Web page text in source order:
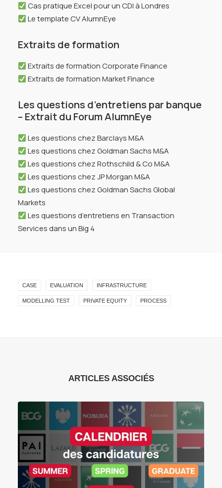
Cas pratique Excel pour un CDI à Londres
Le template CV AlumnEye
Extraits de formation
Extraits de formation Corporate Finance
Extraits de formation Market Finance
Les questions d’entretiens par banque
– Extrait du Forum AlumnEye
Les questions chez Barclays M&A
Les questions chez Goldman Sachs M&A
Les questions chez Rothschild & Co M&A
Les questions chez JP Morgan M&A
Les questions chez Goldman Sachs Global
Markets
Les questions d’entretiens en Transaction
Services dans un Big 4
CASE EVALUATION INFRASTRUCTURE
MODELLING TEST PRIVATE EQUITY PROCESS
ARTICLES ASSOCIÉS